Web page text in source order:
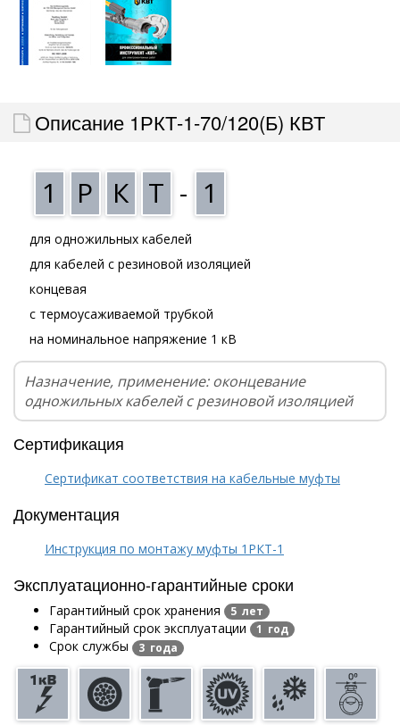
Описание 1РКТ-1-70/120(Б) КВТ
1 Р К Т - 1
для одножильных кабелей
для кабелей с резиновой изоляцией
концевая
с термоусаживаемой трубкой
на номинальное напряжение 1 кВ
Назначение, применение: оконцевание
одножильных кабелей с резиновой изоляцией
Сертификация
Сертификат соответствия на кабельные муфты
Документация
Инструкция по монтажу муфты 1РКТ-1
Эксплуатационно-гарантийные сроки
Гарантийный срок хранения 5 лет
Гарантийный срок эксплуатации 1 год
Срок службы 3 года